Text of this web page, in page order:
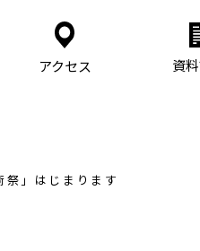
アクセス 資
祭」はじまります